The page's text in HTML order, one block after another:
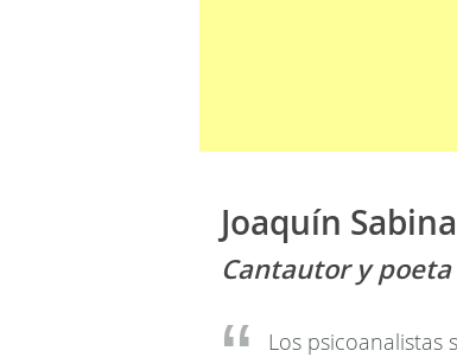
Joaquín Sabina
Cantautor y
Los psicoanalistas